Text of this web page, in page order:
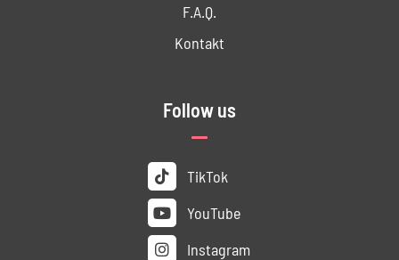
F.A.Q.
Kontakt
Follow us
TikTok
YouTube
Instagram